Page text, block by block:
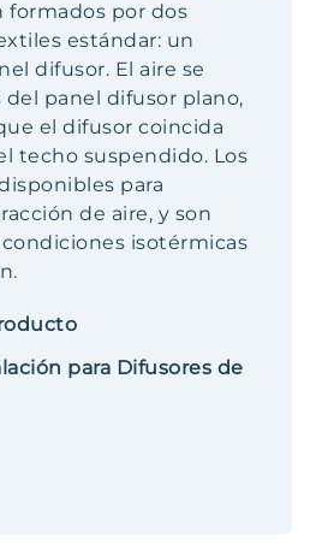
formados por dos
estándar: un
difusor. El aire se
panel difusor plano,
el difusor coincida
techo suspendido. Los
para
de aire, y son
isotérmicas
para Difusores de